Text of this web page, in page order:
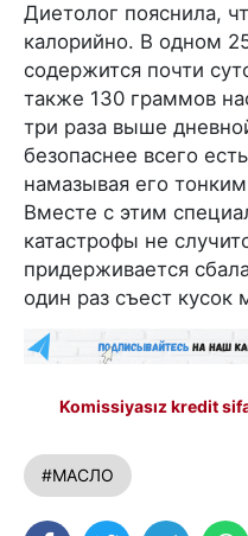
Диетолог пояснила,
калорийно. В одном
содержится почти
также 130 граммов
три раза выше
безопаснее всего
намазывая его
Вместе с этим
катастрофы не
придерживается
один раз съест кусок
Komissiyasız kredit
#МАСЛО